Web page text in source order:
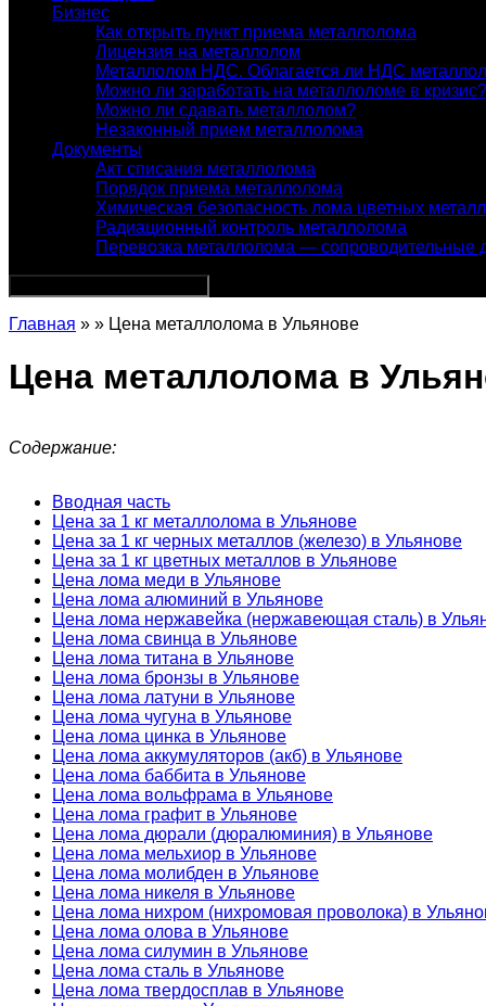
Бизнес
Как открыть пункт приема металлолома
Лицензия на металлолом
Металлолом НДС. Облагается ли НДС
Можно ли заработать на металлоломе в кризис?
Можно ли сдавать металлолом?
Незаконный прием металлолома
Документы
Акт списания металлолома
Порядок приема металлолома
Химическая безопасность лома цветных
Радиационный контроль металлолома
Перевозка металлолома — сопроводительные
Главная » » Цена металлолома в Ульянове
Цена металлолома в
Содержание:
Вводная часть
Цена за 1 кг металлолома в Ульянове
Цена за 1 кг черных металлов (железо) в Ульянове
Цена за 1 кг цветных металлов в Ульянове
Цена лома меди в Ульянове
Цена лома алюминий в Ульянове
Цена лома нержавейка (нержавеющая сталь) в
Цена лома свинца в Ульянове
Цена лома титана в Ульянове
Цена лома бронзы в Ульянове
Цена лома латуни в Ульянове
Цена лома чугуна в Ульянове
Цена лома цинка в Ульянове
Цена лома аккумуляторов (акб) в Ульянове
Цена лома баббита в Ульянове
Цена лома вольфрама в Ульянове
Цена лома графит в Ульянове
Цена лома дюрали (дюралюминия) в Ульянове
Цена лома мельхиор в Ульянове
Цена лома молибден в Ульянове
Цена лома никеля в Ульянове
Цена лома нихром (нихромовая проволока) в
Цена лома олова в Ульянове
Цена лома силумин в Ульянове
Цена лома сталь в Ульянове
Цена лома твердосплав в Ульянове